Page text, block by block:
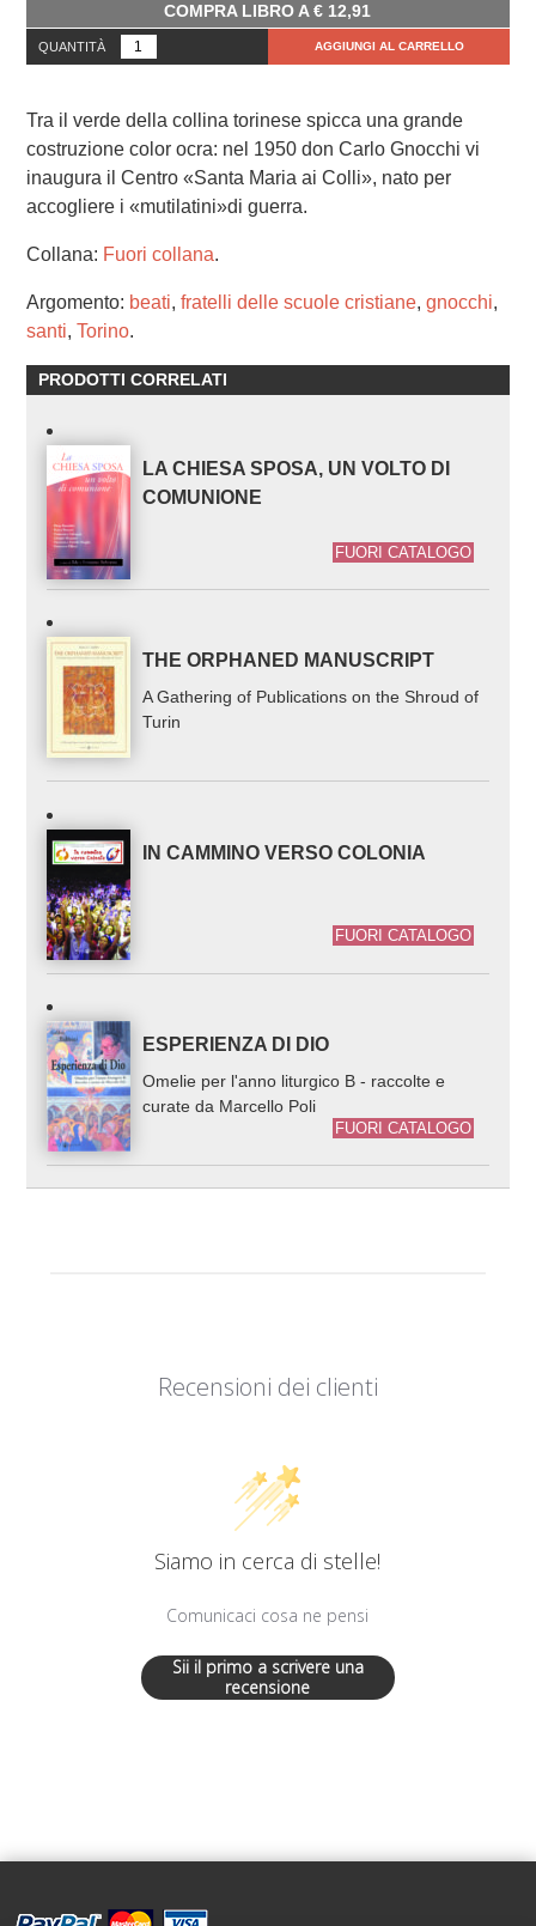
COMPRA LIBRO A€ 12,91
QUANTITÀ AGGIUNGI AL CARRELLO
Tra il verde della collina torinese spicca una grande
costruzione color ocra: nel 1950 don Carlo Gnocchi vi
inaugura il Centro «Santa Maria ai Colli», nato per
accogliere i «mutilatini»di guerra.
Collana: Fuori collana.
Argomento: beati, fratelli delle scuole cristiane, gnocchi,
santi, Torino.
PRODOTTI CORRELATI
LA CHIESA SPOSA, UN VOLTO DI
COMUNIONE
FUORI CATALOGO
THE ORPHANED MANUSCRIPT
A Gathering of Publications on the Shroud of
Turin
IN CAMMINO VERSO COLONIA
FUORI CATALOGO
ESPERIENZA DI DIO
Omelie per l'anno liturgico B - raccolte e
curate da Marcello Poli
FUORI CATALOGO
Recensioni dei clienti
Siamo in cerca di stelle!
Comunicaci cosa ne pensi
Sii il primo a scrivere una
recensione